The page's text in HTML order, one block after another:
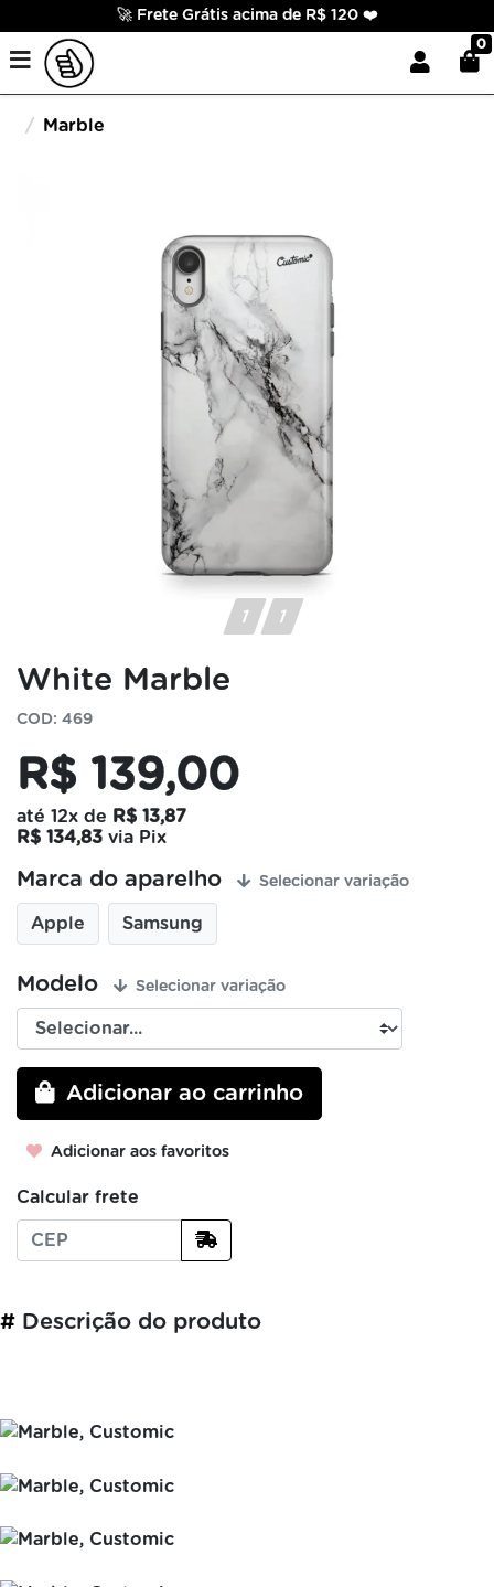
🚀 Frete Grátis acima de R$ 120 ❤️
0
Marble
White Marble
COD: 469
R$ 139,00
até 12x de
R$ 13,87
R$ 134,83 via Pix
Marca do aparelho Selecionar variação
Apple Samsung
Modelo Selecionar variação
Adicionar ao carrinho
Adicionar aos favoritos
Calcular frete
# Descrição do produto